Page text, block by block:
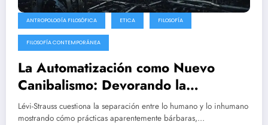
ANTROPOLOGÍA FILOSÓFICA ETICA FILOSOFÍA
FILOSOFÍA CONTEMPORÁNEA
La Automatización como Nuevo
Canibalismo: Devorando la
Humanidad Simbólica
Lévi-Strauss cuestiona la separación entre lo humano y lo inhumano
mostrando cómo prácticas aparentemente bárbaras,…